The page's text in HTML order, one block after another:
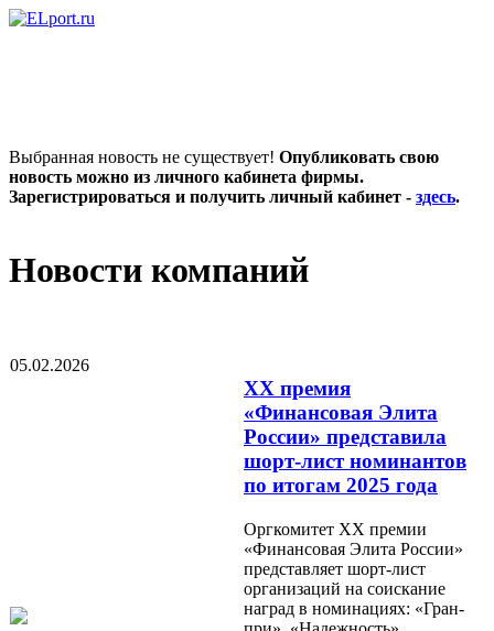
Выбранная новость не существует! Опубликовать свою
новость можно из личного кабинета фирмы.
Зарегистрироваться и получить личный кабинет - здесь.
Новости компаний
05.02.2026
XX премия
«Финансовая Элита
России» представила
шорт-лист номинантов
по итогам 2025 года
Оргкомитет XX премии
«Финансовая Элита России»
представляет шорт-лист
организаций на соискание
наград в номинациях: «Гран-